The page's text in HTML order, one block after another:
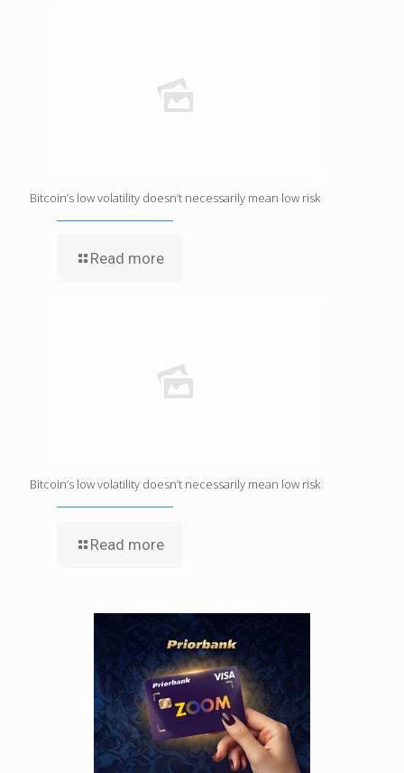
Bitcoin’s low volatility doesn’t necessarily mean low risk
Read more
Bitcoin’s low volatility doesn’t necessarily mean low risk
Read more